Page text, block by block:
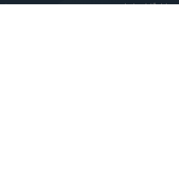
لالیگا اسپانیا
نقل